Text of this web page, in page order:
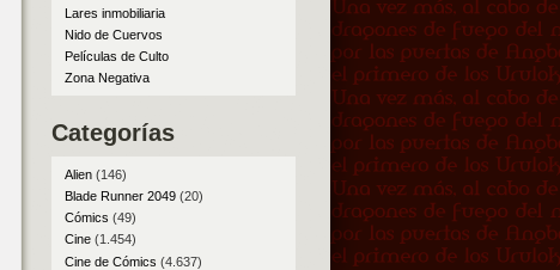
Lares inmobiliaria
Nido de Cuervos
Películas de Culto
Zona Negativa
Categorías
Alien(146)
Blade Runner 2049(20)
Cómics (49)
Cine(1.454)
Cine de Cómics (4.637)